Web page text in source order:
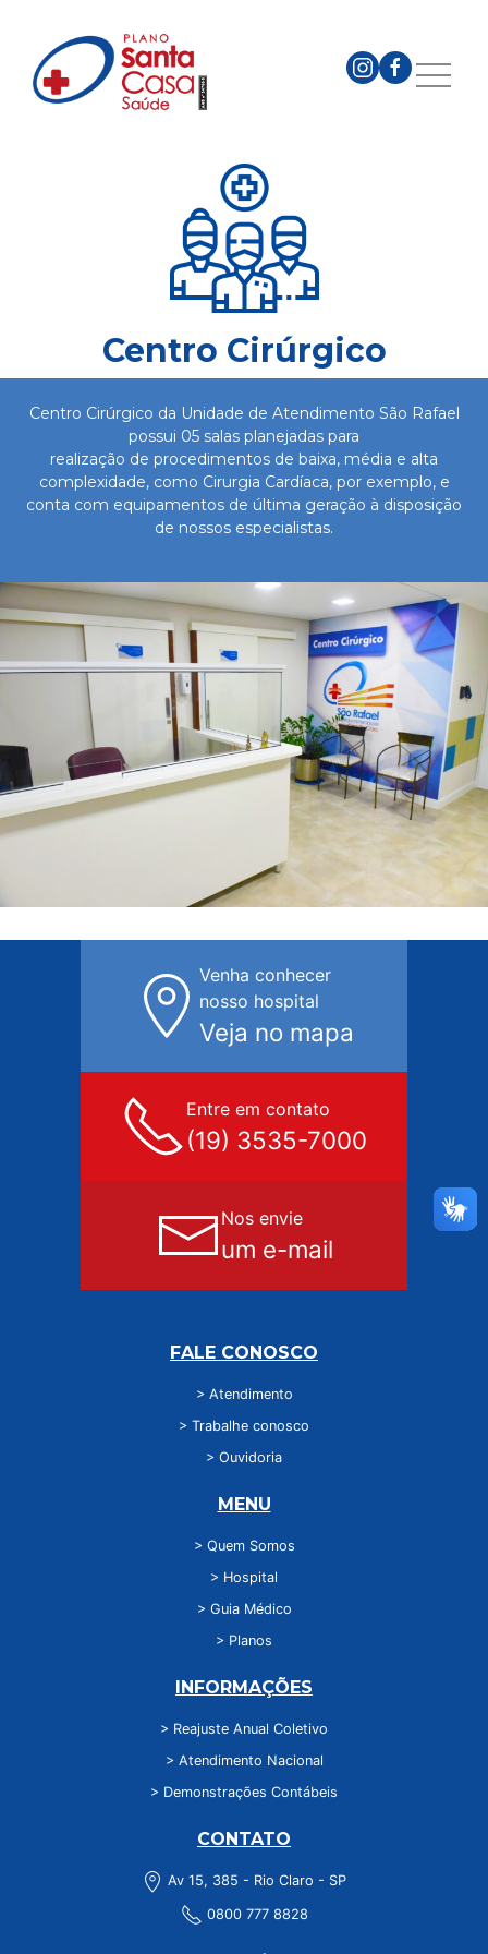
Centro Cirúrgico
Centro Cirúrgico da Unidade de Atendimento São Rafael
possui 05 salas planejadas para
realização de procedimentos de baixa, média e alta
complexidade, como Cirurgia Cardíaca, por exemplo, e
conta com equipamentos de última geração à disposição
de nossos especialistas.
Venha conhecer
nosso hospital
Veja no mapa
Entre em contato
(19) 3535-7000
Nos envie
um e-mail
FALE CONOSCO
> Atendimento
> Trabalhe conosco
> Ouvidoria
MENU
> Quem Somos
> Hospital
> Guia Médico
> Planos
INFORMAÇÕES
> Reajuste Anual Coletivo
> Atendimento Nacional
> Demonstrações Contábeis
CONTATO
Av 15, 385 - Rio Claro - SP
0800 777 8828